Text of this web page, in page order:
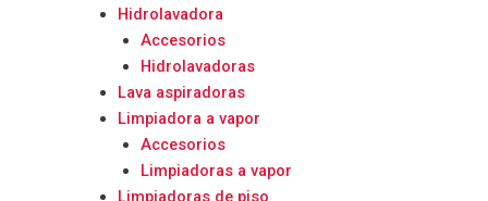
Hidrolavadora
Accesorios
Hidrolavadoras
Lava aspiradoras
Limpiadora a vapor
Accesorios
Limpiadoras a vapor
Limpiadoras de piso